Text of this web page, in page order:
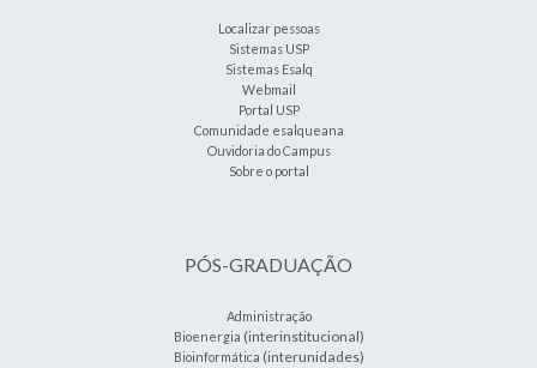
Localizar pessoas
Sistemas USP
Sistemas Esalq
Webmail
Portal USP
Comunidade esalqueana
Ouvidoria do Campus
Sobre o portal
PÓS-GRADUAÇÃO
Administração
Bioenergia (interinstitucional)
Bioinformática (interunidades)